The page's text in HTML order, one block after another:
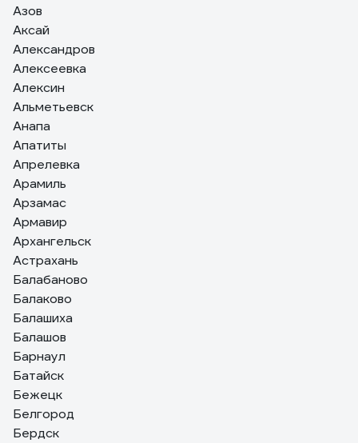
Азов
Аксай
Александров
Алексеевка
Алексин
Альметьевск
Анапа
Апатиты
Апрелевка
Арамиль
Арзамас
Армавир
Архангельск
Астрахань
Балабаново
Балаково
Балашиха
Балашов
Барнаул
Батайск
Бежецк
Белгород
Бердск